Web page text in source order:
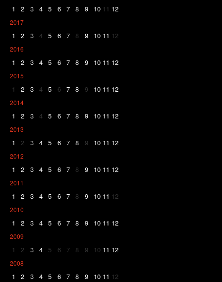
1 2 3 4 5 6 7 8 9 10 11 12
2017
1 2 3 4 5 6 7 8 9 10 11 12
2016
1 2 3 4 5 6 7 8 9 10 11 12
2015
1 2 3 4 5 6 7 8 9 10 11 12
2014
1 2 3 4 5 6 7 8 9 10 11 12
2013
1 2 3 4 5 6 7 8 9 10 11 12
2012
1 2 3 4 5 6 7 8 9 10 11 12
2011
1 2 3 4 5 6 7 8 9 10 11 12
2010
1 2 3 4 5 6 7 8 9 10 11 12
2009
1 2 3 4 5 6 7 8 9 10 11 12
2008
1 2 3 4 5 6 7 8 9 10 11 12